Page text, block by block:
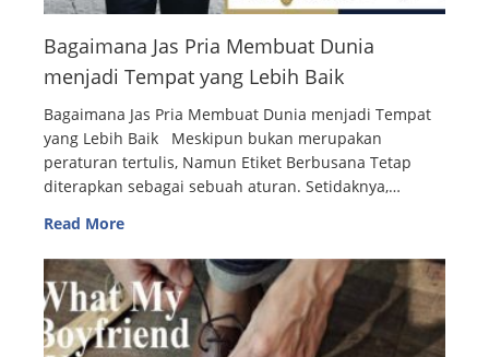
Bagaimana Jas Pria Membuat Dunia
menjadi Tempat yang Lebih Baik
Bagaimana Jas Pria Membuat Dunia menjadi Tempat
yang Lebih Baik Meskipun bukan merupakan
peraturan tertulis, Namun Etiket Berbusana Tetap
diterapkan sebagai sebuah aturan. Setidaknya,…
Read More